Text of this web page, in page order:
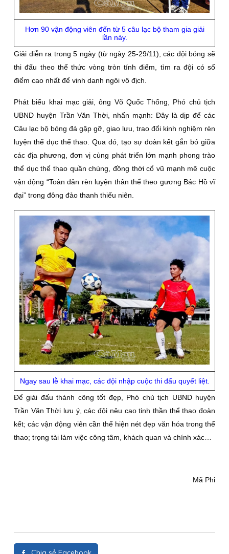
Hơn 90 vận động viên đến từ 5 câu lạc bộ tham gia giải
lần này.
Giải diễn ra trong 5 ngày (từ ngày 25-29/11), các đội bóng sẽ
thi đấu theo thể thức vòng tròn tính điểm, tìm ra đội có số
điểm cao nhất để vinh danh ngôi vô địch.
Phát biểu khai mạc giải, ông Võ Quốc Thống, Phó chủ tịch
UBND huyện Trần Văn Thời, nhấn mạnh: Đây là dịp để các
Câu lạc bộ bóng đá gặp gỡ, giao lưu, trao đổi kinh nghiệm rèn
luyện thể dục thể thao. Qua đó, tạo sự đoàn kết gắn bó giữa
các địa phương, đơn vị cùng phát triển lớn mạnh phong trào
thể dục thể thao quần chúng, đồng thời cổ vũ mạnh mẽ cuộc
vận động “Toàn dân rèn luyện thân thể theo gương Bác Hồ vĩ
đại” trong đông đảo thanh thiếu niên.
Ngay sau lễ khai mạc, các đội nhập cuộc thi đấu quyết liệt.
Để giải đấu thành công tốt đẹp, Phó chủ tịch UBND huyện
Trần Văn Thời lưu ý, các đội nêu cao tinh thần thể thao đoàn
kết; các vận động viên cần thể hiện nét đẹp văn hóa trong thể
thao; trọng tài làm việc công tâm, khách quan và chính xác…
Mã Phi